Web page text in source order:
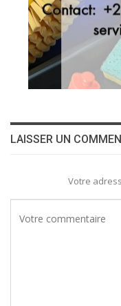
LAISSER UN
Votre